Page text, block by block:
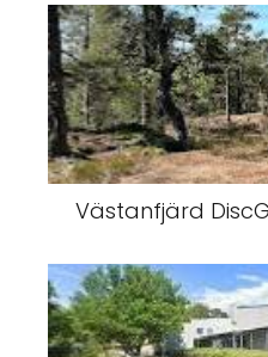
Västanfjärd